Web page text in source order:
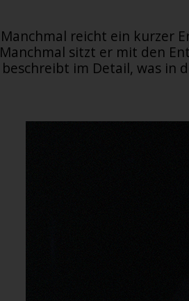
Manchmal reicht ein kurzer
Manchmal sitzt er mit den
beschreibt im Detail, was in